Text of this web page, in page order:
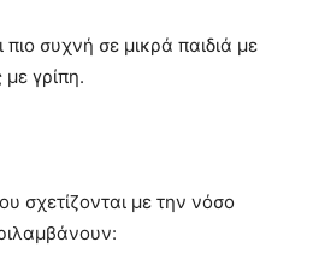
πιο συχνή σε μικρά παιδιά με
γρίπη.
σχετίζονται με την νόσο